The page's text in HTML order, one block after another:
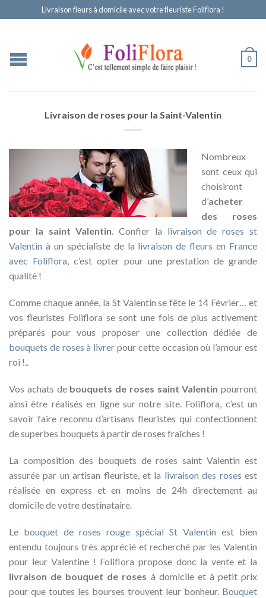
Livraison fleurs à domicile avec votre fleuriste Foliflora !
0
Livraison de roses pour la Saint-Valentin
Nombreux
sont ceux qui
choisiront
d’acheter
des roses
pour la saint Valentin. Confier la livraison de roses st
Valentin à un spécialiste de la livraison de fleurs en France
avec Foliflora, c’est opter pour une prestation de grande
qualité !
Comme chaque année, la St Valentin se fête le 14 Février… et
vos fleuristes Foliflora se sont une fois de plus activement
préparés pour vous proposer une collection dédiée de
bouquets de roses à livrer pour cette occasion où l’amour est
roi !..
Vos achats de bouquets de roses saint Valentin pourront
ainsi être réalisés en ligne sur notre site. Foliflora, c’est un
savoir faire reconnu d’artisans fleuristes qui confectionnent
de superbes bouquets à partir de roses fraîches !
La composition des bouquets de roses saint Valentin est
assurée par un artisan fleuriste, et la livraison des roses est
réalisée en express et en moins de 24h directement au
domicile de votre destinataire.
Le bouquet de roses rouge spécial St Valentin est bien
entendu toujours très apprécié et recherché par les Valentin
pour leur Valentine ! Foliflora propose donc la vente et la
livraison de bouquet de roses à domicile et à petit prix
pour que toutes les bourses trouvent leur bonheur. Bouquet